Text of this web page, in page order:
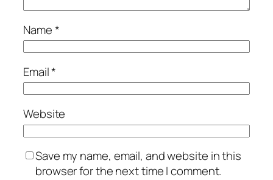
Name*
Email*
Website
Save my name, email, and website in this
browser for the next time I comment.